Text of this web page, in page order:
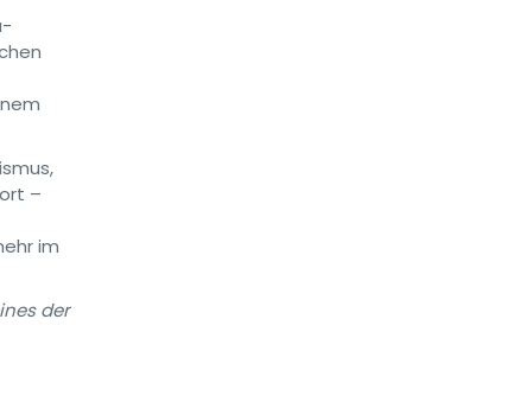
–
im
der